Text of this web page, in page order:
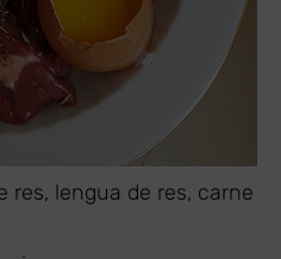
res, lengua de res, carne